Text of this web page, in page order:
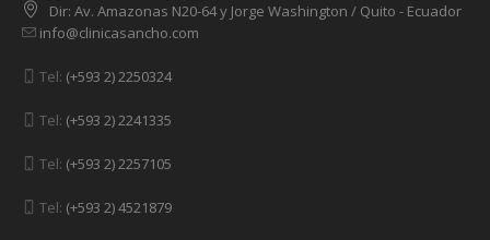
Dir: Av. Amazonas N20-64 y Jorge Washington / Quito - Ecuador
info@clinicasancho.com
Tel: (+593 2) 2250324
Tel: (+593 2) 2241335
Tel: (+593 2) 2257105
Tel: (+593 2) 4521879